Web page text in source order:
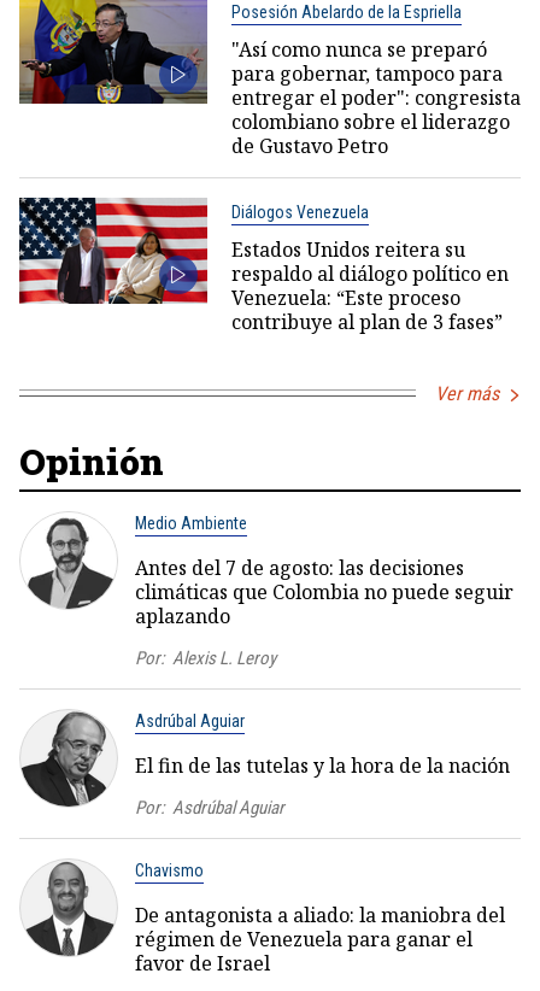
Posesión Abelardo de la Espriella
"Así como nunca se preparó
para gobernar, tampoco para
entregar el poder": congresista
colombiano sobre el liderazgo
de Gustavo Petro
Diálogos Venezuela
Estados Unidos reitera su
respaldo al diálogo político en
Venezuela: “Este proceso
contribuye al plan de 3 fases”
Ver más
Opinión
Medio Ambiente
Antes del 7 de agosto: las decisiones
climáticas que Colombia no puede seguir
aplazando
Por: Alexis L. Leroy
Asdrúbal Aguiar
El fin de las tutelas y la hora de la nación
Por: Asdrúbal Aguiar
Chavismo
De antagonista a aliado: la maniobra del
régimen de Venezuela para ganar el
favor de Israel